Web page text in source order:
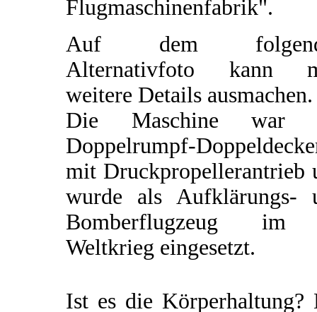
Flugmaschinenfabrik".
Auf dem
Alternativfoto kann
weitere Details ausmachen.
Die Maschine war
Doppelrumpf-
mit Druckpropellerantrieb
wurde als Aufklärungs-
Bomberflugzeug
Weltkrieg eingesetzt.
Ist es die Körperhaltung?